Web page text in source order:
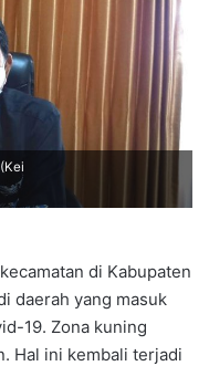
di Kabupaten
daerah yang masuk
19. Zona kuning
Hal ini kembali terjadi